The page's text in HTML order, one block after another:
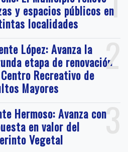
y espacios públicos en
localidades
2
López: Avanza la
etapa de renovación
Recreativo de
Mayores
3
Hermoso: Avanza con
en valor del
Vegetal